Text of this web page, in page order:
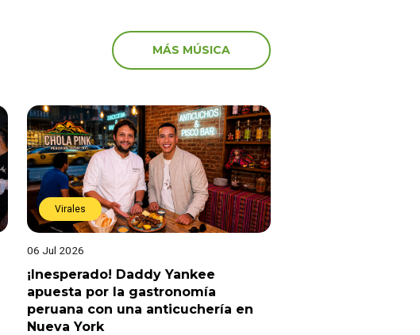
MÁS MÚSICA
Virales
06 Jul 2026
¡Inesperado! Daddy Yankee
apuesta por la gastronomía
peruana con una anticuchería en
Nueva York